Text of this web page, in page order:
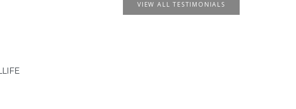
VIEW ALL TESTIMONIALS